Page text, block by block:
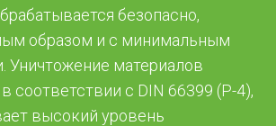
безопасно,
образом и с минимальным
Уничтожение материалов
соответствии с DIN 66399 (P-4),
высокий уровень